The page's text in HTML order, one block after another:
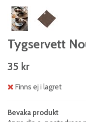
Tygservett
35 kr
Finns ej i lagret
Bevaka produkt